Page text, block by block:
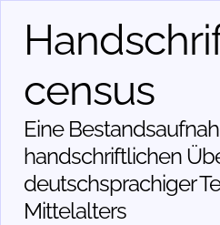
census
Eine
handschriftlichen
deutschsprachiger
Mittelalters